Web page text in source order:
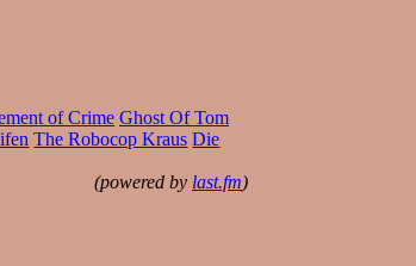
of Crime Ghost Of Tom
The Robocop Kraus Die
(powered by last.fm)